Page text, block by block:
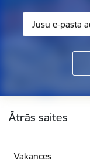
Ātrās saites
Vakances